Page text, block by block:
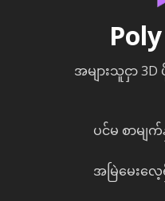
အများသူငှာ
ပင်မ စာမျက်
အမြဲမေးလေ့